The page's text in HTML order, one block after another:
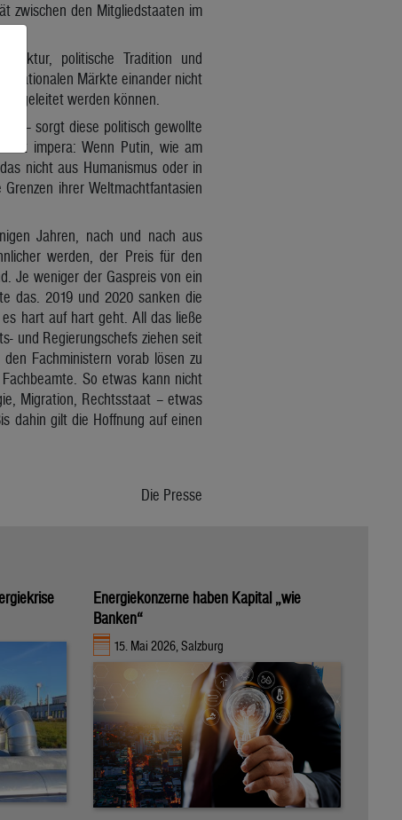
zwischen den Mitgliedstaaten im
politische Tradition und
nationalen Märkte einander nicht
geleitet werden können.
– sorgt diese politisch gewollte
et impera: Wenn Putin, wie am
nicht aus Humanismus oder in
ihrer Weltmachtfantasien
Jahren, nach und nach aus
werden, der Preis für den
Je weniger der Gaspreis von ein
das. 2019 und 2020 sanken die
hart auf hart geht. All das ließe
und Regierungschefs ziehen seit
Fachministern vorab lösen zu
So etwas kann nicht
Migration, Rechtsstaat – etwas
dahin gilt die Hoffnung auf einen
Die Presse
Energiekonzerne haben Kapital „wie
Banken“
15. Mai 2026, Salzburg